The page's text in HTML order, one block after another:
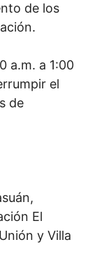
de los
a.m. a 1:00
el
de
El
y Villa